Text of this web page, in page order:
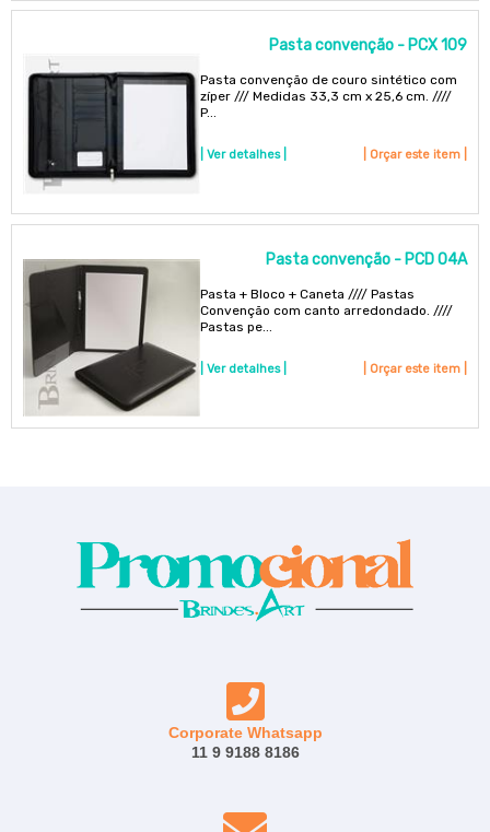
Pasta convenção - PCX 109
Pasta convenção de couro sintético com
zíper /// Medidas 33,3 cm x 25,6 cm. ////
P...
| Ver detalhes | | Orçar este item |
Pasta convenção - PCD 04A
Pasta + Bloco + Caneta //// Pastas
Convenção com canto arredondado. ////
Pastas pe...
| Ver detalhes | | Orçar este item |
Corporate Whatsapp
11 9 9188 8186